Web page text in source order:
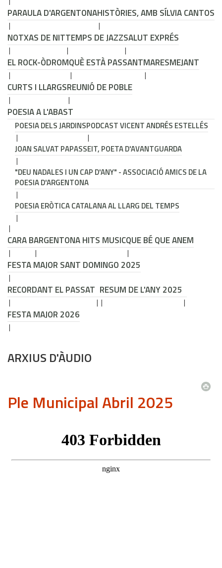
PARAULA D'ARGENTONAHISTÒRIES, AMB SÍLVIA CANTOS
NOTXAS DE NITTEMPS DE JAZZSALUT EXPRÉS
EL ROCK-ÒDROMQUÈ ESTÀ PASSANTMARESMEJANT
CURTS I LLARGSREUNIÓ DE POBLE
POESIA A L'ABAST
POESIA DELS JARDINSPODCAST VICENT ANDRÉS ESTELLÉS
JOAN SALVAT PAPASSEIT, POETA D'AVANTGUARDA
"DEU NADALES I UN CAP D'ANY" - ASSOCIACIÓ AMICS DE LA
POESIA D'ARGENTONA
POESIA ERÒTICA CATALANA AL LLARG DEL TEMPS
CARA BARGENTONA HITS MUSICQUE BÉ QUE ANEM
FESTA MAJOR SANT DOMINGO 2025
RECORDANT EL PASSAT RESUM DE L'ANY 2025
FESTA MAJOR 2026
ARXIUS D'ÀUDIO
Ple Municipal Abril 2025